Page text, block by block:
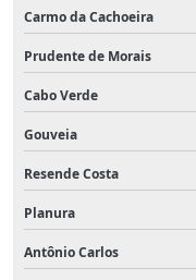
Carmo da Cachoeira
Prudente de Morais
Cabo Verde
Gouveia
Resende Costa
Planura
Antônio Carlos